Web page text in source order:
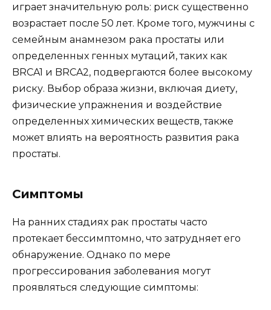
играет значительную роль: риск существенно
возрастает после 50 лет. Кроме того, мужчины с
семейным анамнезом рака простаты или
определенных генных мутаций, таких как
BRCA1 и BRCA2, подвергаются более высокому
риску. Выбор образа жизни, включая диету,
физические упражнения и воздействие
определенных химических веществ, также
может влиять на вероятность развития рака
простаты.
Симптомы
На ранних стадиях рак простаты часто
протекает бессимптомно, что затрудняет его
обнаружение. Однако по мере
прогрессирования заболевания могут
проявляться следующие симптомы: